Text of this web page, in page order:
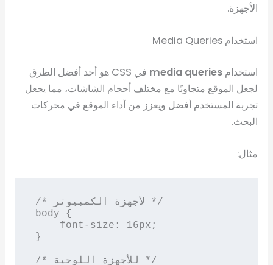
الأجهزة.
استخدام Media Queries
استخدامmedia queries
في CSS هو أحد أفضل الطرق
لجعل الموقع متجاوبًا مع مختلف أحجام الشاشات، مما يجعل
تجربة المستخدم أفضل ويعزز من أداء الموقع في محركات
البحث.
مثال:
/* لأجهزة الكمبيوتر */
body {
}
/* للأجهزة اللوحية */